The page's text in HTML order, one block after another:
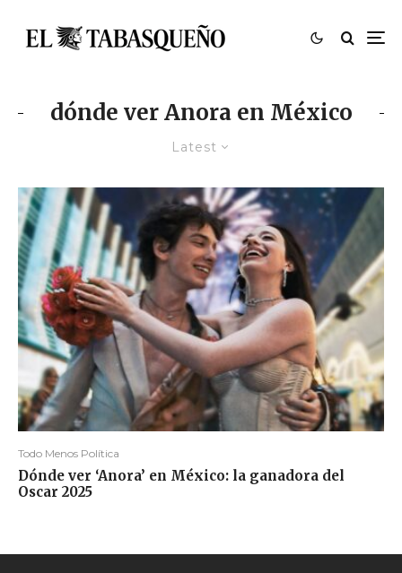
dónde ver Anora en México
Latest
Todo Menos Política
Dónde ver ‘Anora’ en México: la ganadora del
Oscar 2025